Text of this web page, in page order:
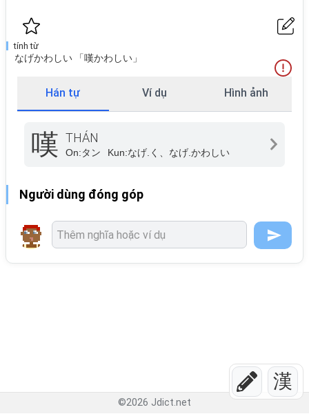
漢
tính từ
なげかわしい 「嘆かわしい」
Hán tự Ví dụ Hình ảnh
嘆 THÁN
On:タン Kun:なげ.く、なげ.かわしい
Người dùng đóng góp
©2026 Jdict.net